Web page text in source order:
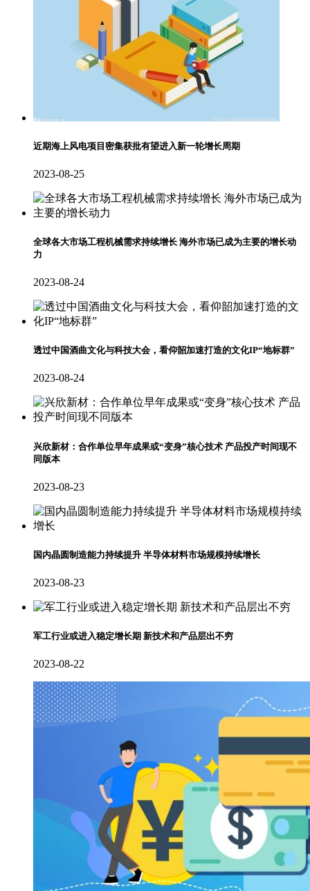
近期海上风电项目密集获批有望进入新一轮增长周期
2023-08-25
全球各大市场工程机械需求持续增长 海外市场已成为主要的增长动
力
2023-08-24
透过中国酒曲文化与科技大会，看仰韶加速打造的文化IP“地标群”
2023-08-24
兴欣新材：合作单位早年成果或“变身”核心技术 产品投产时间现不
同版本
2023-08-23
国内晶圆制造能力持续提升 半导体材料市场规模持续增长
2023-08-23
军工行业或进入稳定增长期 新技术和产品层出不穷
2023-08-22